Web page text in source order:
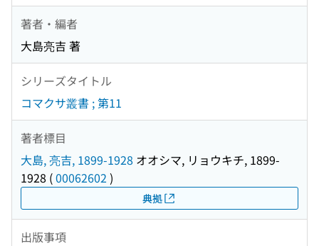
著者・編者
大島亮吉 著
シリーズタイトル
コマクサ叢書 ; 第11
著者標目
大島, 亮吉, 1899-1928 オオシマ, リョウキチ, 1899-
1928 (00062602 )
典拠
出版事項